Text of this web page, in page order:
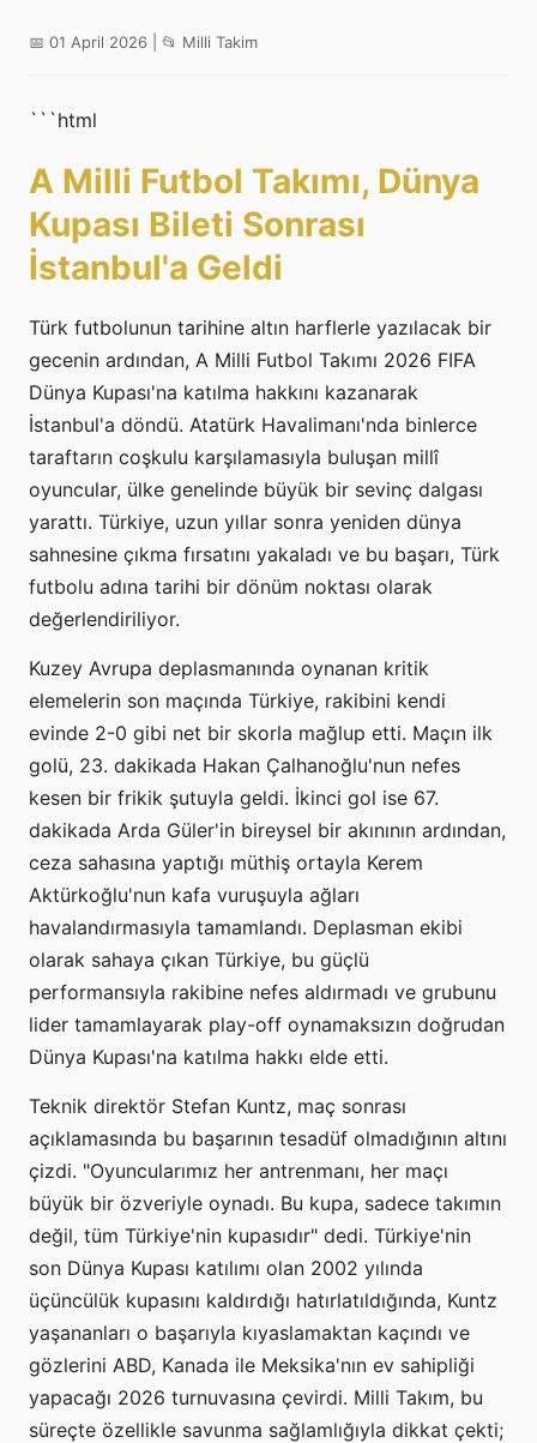
📅 01 April 2026 | 📂 Milli Takim
```html
A Milli Futbol Takımı, Dünya
Kupası Bileti Sonrası
İstanbul'a Geldi
Türk futbolunun tarihine altın harflerle yazılacak bir
gecenin ardından, A Milli Futbol Takımı 2026 FIFA
Dünya Kupası'na katılma hakkını kazanarak
İstanbul'a döndü. Atatürk Havalimanı'nda binlerce
taraftarın coşkulu karşılamasıyla buluşan millî
oyuncular, ülke genelinde büyük bir sevinç dalgası
yarattı. Türkiye, uzun yıllar sonra yeniden dünya
sahnesine çıkma fırsatını yakaladı ve bu başarı, Türk
futbolu adına tarihi bir dönüm noktası olarak
değerlendiriliyor.
Kuzey Avrupa deplasmanında oynanan kritik
elemelerin son maçında Türkiye, rakibini kendi
evinde 2-0 gibi net bir skorla mağlup etti. Maçın ilk
golü, 23. dakikada Hakan Çalhanoğlu'nun nefes
kesen bir frikik şutuyla geldi. İkinci gol ise 67.
dakikada Arda Güler'in bireysel bir akınının ardından,
ceza sahasına yaptığı müthiş ortayla Kerem
Aktürkoğlu'nun kafa vuruşuyla ağları
havalandırmasıyla tamamlandı. Deplasman ekibi
olarak sahaya çıkan Türkiye, bu güçlü
performansıyla rakibine nefes aldırmadı ve grubunu
lider tamamlayarak play-off oynamaksızın doğrudan
Dünya Kupası'na katılma hakkı elde etti.
Teknik direktör Stefan Kuntz, maç sonrası
açıklamasında bu başarının tesadüf olmadığının altını
çizdi. "Oyuncularımız her antrenmanı, her maçı
büyük bir özveriyle oynadı. Bu kupa, sadece takımın
değil, tüm Türkiye'nin kupasıdır" dedi. Türkiye'nin
son Dünya Kupası katılımı olan 2002 yılında
üçüncülük kupasını kaldırdığı hatırlatıldığında, Kuntz
yaşananları o başarıyla kıyaslamaktan kaçındı ve
gözlerini ABD, Kanada ile Meksika'nın ev sahipliği
yapacağı 2026 turnuvasına çevirdi. Milli Takım, bu
süreçte özellikle savunma sağlamlığıyla dikkat çekti;